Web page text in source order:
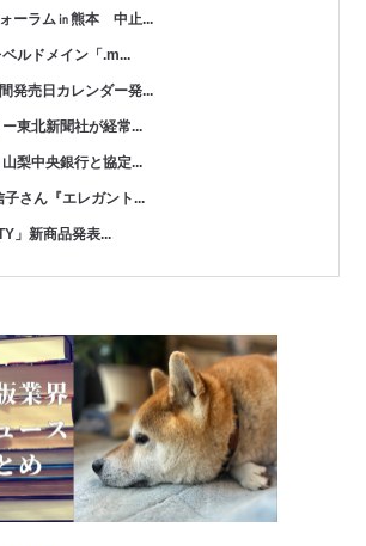
ーラム㏌熊本 中止...
ルドメイン「.m...
発売日カレンダー発...
ー東北新聞社が経常...
梨中央銀行と協定...
さん『エレガント...
」新商品発表...